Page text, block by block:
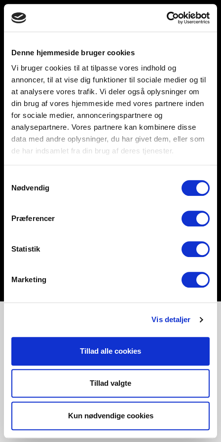
Denne hjemmeside bruger cookies
Vi bruger cookies til at tilpasse vores indhold og
annoncer, til at vise dig funktioner til sociale medier og til
at analysere vores trafik. Vi deler også oplysninger om
din brug af vores hjemmeside med vores partnere inden
for sociale medier, annonceringspartnere og
analysepartnere. Vores partnere kan kombinere disse
data med andre oplysninger, du har givet dem, eller som
de har indsamlet fra din brug af deres tjenester.
Nødvendig
Præferencer
Statistik
Marketing
Vis detaljer
Tillad alle cookies
Tillad valgte
Kun nødvendige cookies
Toggle
navigation
unnu
Help and support
Retailers
Browse for inspiration
SØREN FRICHS VEJ 52, 8230 AABYHØJ
+4586997400
INFO@UNNU.NU